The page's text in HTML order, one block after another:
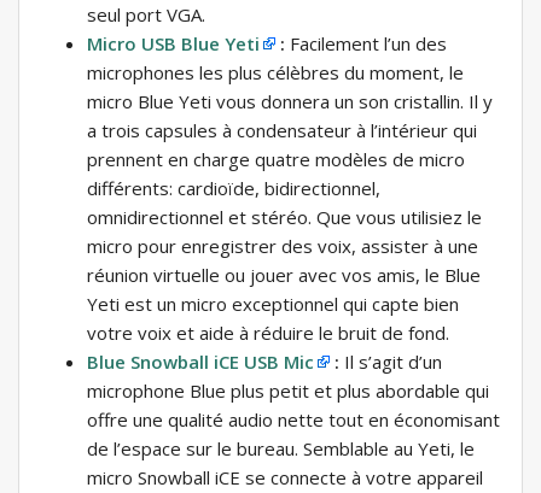
seul port VGA.
Micro USB Blue Yeti
: Facilement l’un des
microphones les plus célèbres du moment, le
micro Blue Yeti vous donnera un son cristallin. Il y
a trois capsules à condensateur à l’intérieur qui
prennent en charge quatre modèles de micro
différents: cardioïde, bidirectionnel,
omnidirectionnel et stéréo. Que vous utilisiez le
micro pour enregistrer des voix, assister à une
réunion virtuelle ou jouer avec vos amis, le Blue
Yeti est un micro exceptionnel qui capte bien
votre voix et aide à réduire le bruit de fond.
Blue Snowball iCE USB Mic
: Il s’agit d’un
microphone Blue plus petit et plus abordable qui
offre une qualité audio nette tout en économisant
de l’espace sur le bureau. Semblable au Yeti, le
micro Snowball iCE se connecte à votre appareil